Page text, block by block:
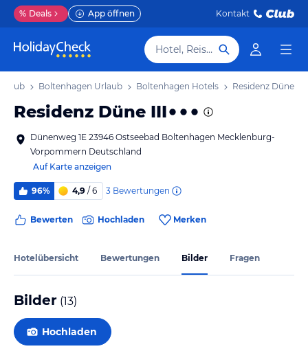
% Deals App öffnen Kontakt
Hotel, Reiseziel
Boltenhagen Urlaub Boltenhagen Hotels Residenz Düne III
Residenz Düne III
Dünenweg 1E 23946 Ostseebad Boltenhagen Mecklenburg-
Vorpommern Deutschland
Auf Karte anzeigen
96% 4,9 / 6 3 Bewertungen
Bewerten Hochladen Merken
Hotelübersicht Bewertungen Bilder Fragen
Bilder (13)
Hochladen